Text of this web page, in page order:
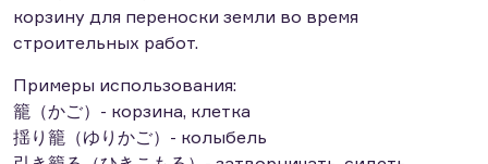
корзину для переноски земли во время
строительных работ.
Примеры использования:
籠（かご）- корзина, клетка
揺り籠（ゆりかご）- колыбель